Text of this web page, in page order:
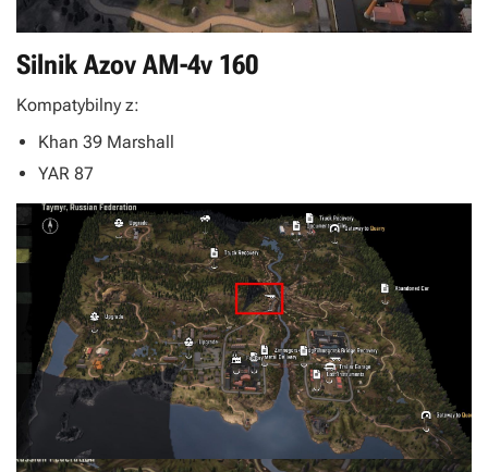
Silnik Azov AM-4v 160
Kompatybilny z:
Khan 39 Marshall
YAR 87